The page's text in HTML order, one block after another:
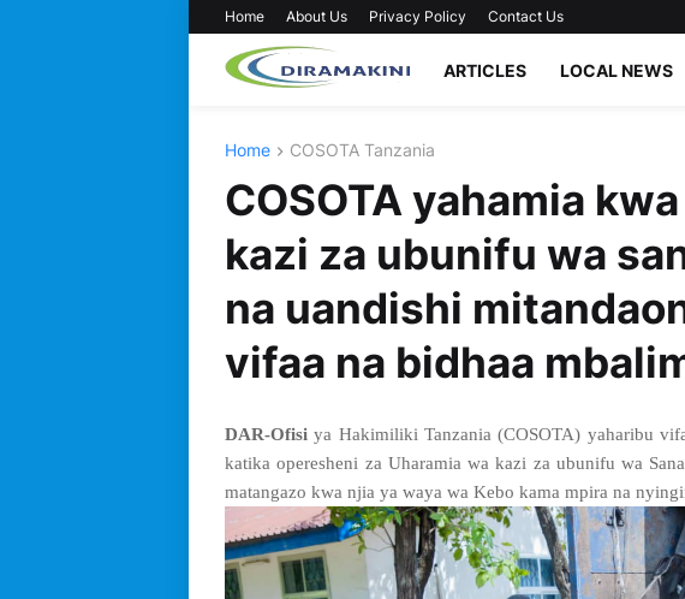
Home About Us Privacy Policy Contact Us
ARTICLES LOCAL NEWS
Home COSOTA Tanzania
COSOTA yahamia
kazi za ubunifu wa
na uandishi
vifaa na bidhaa
DAR-Ofisi ya Hakimiliki Tanzania (COSOTA) yaharibu
katika operesheni za Uharamia wa kazi za ubunifu wa
matangazo kwa njia ya waya wa Kebo kama mpira na